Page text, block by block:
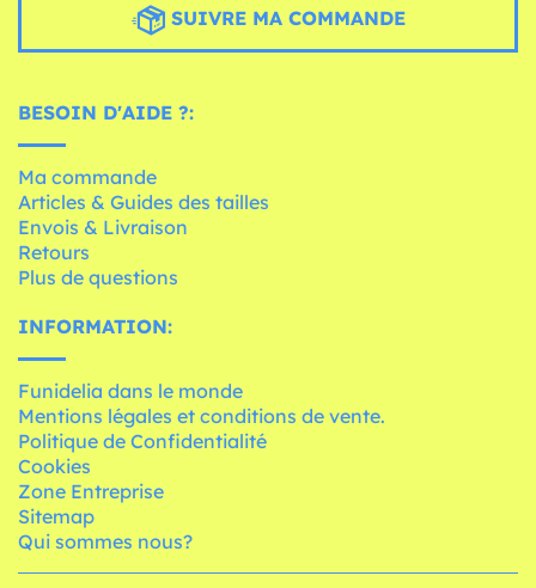
SUIVRE MA COMMANDE
BESOIN D'AIDE ?:
Ma commande
Articles & Guides des tailles
Envois & Livraison
Retours
Plus de questions
INFORMATION:
Funidelia dans le monde
Mentions légales et conditions de vente.
Politique de Confidentialité
Cookies
Zone Entreprise
Sitemap
Qui sommes nous?